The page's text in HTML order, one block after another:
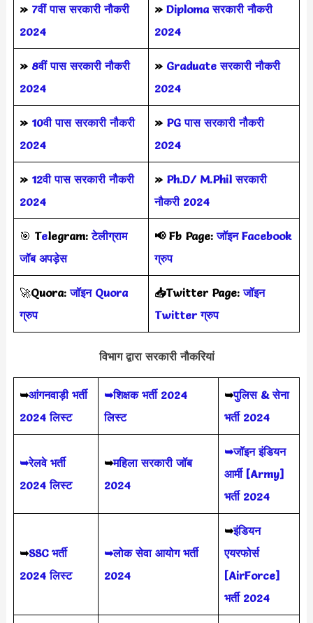
» 7वीं पास सरकारी नौकरी
2024
» Diploma सरकारी नौकरी
2024
» 8वीं पास सरकारी नौकरी
2024
» Graduate सरकारी नौकरी
2024
» 10वी पास सरकारी नौकरी
2024
» PG पास सरकारी नौकरी
2024
» 12वी पास सरकारी नौकरी
2024
» Ph.D/ M.Phil सरकारी
नौकरी 2024
🎯 Telegram: टेलीग्राम
जॉब अपड़ेस
📢 Fb Page:जॉइन Facebook
ग्रुप
🚀Quora:जॉइन Quora
ग्रुप
📥Twitter Page:जॉइन
Twitter ग्रुप
विभाग द्वारा सरकारी नौकरियां
➥आंगनवाड़ी भर्ती
2024 लिस्ट
➥शिक्षक भर्ती 2024
लिस्ट
➥पुलिस & सेना
भर्ती 2024
➥रेलवे भर्ती
2024 लिस्ट
➥महिला सरकारी जॉब
2024
➥जॉइन इंडियन
आर्मी [Army]
भर्ती 2024
➥SSC भर्ती
2024 लिस्ट
➥लोक सेवा आयोग भर्ती
2024
➥इंडियन
एयरफोर्स
[AirForce]
भर्ती 2024